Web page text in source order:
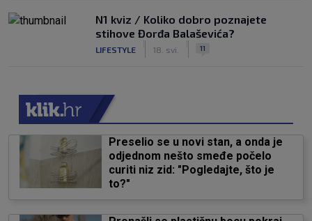
N1 kviz / Koliko dobro poznajete
stihove Đorđa Balaševića?
LIFESTYLE 18. svi. 11
Preselio se u novi stan, a onda je
odjednom nešto smeđe počelo
curiti niz zid: "Pogledajte, što je
to?"